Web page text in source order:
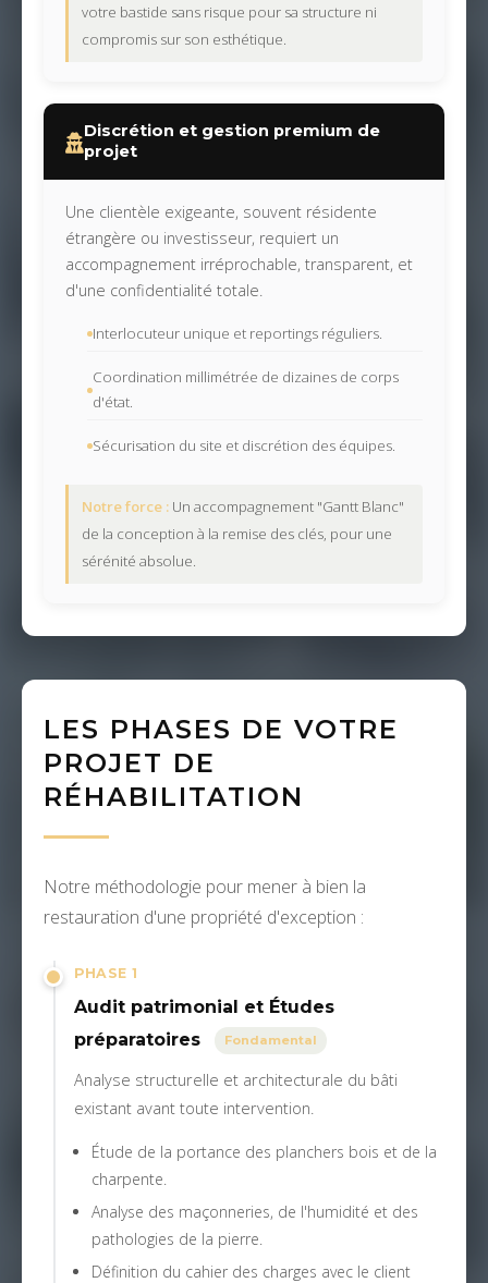
votre bastide sans risque pour sa structure ni
compromis sur son esthétique.
Discrétion et gestion premium de
projet
Une clientèle exigeante, souvent résidente
étrangère ou investisseur, requiert un
accompagnement irréprochable, transparent, et
d'une confidentialité totale.
Interlocuteur unique et reportings réguliers.
Coordination millimétrée de dizaines de corps
d'état.
Sécurisation du site et discrétion des équipes.
Notre force : Un accompagnement "Gantt Blanc"
de la conception à la remise des clés, pour une
sérénité absolue.
LES PHASES DE VOTRE
PROJET DE
RÉHABILITATION
Notre méthodologie pour mener à bien la
restauration d'une propriété d'exception :
PHASE 1
Audit patrimonial et Études
préparatoires
Fondamental
Analyse structurelle et architecturale du bâti
existant avant toute intervention.
Étude de la portance des planchers bois et de la
charpente.
Analyse des maçonneries, de l'humidité et des
pathologies de la pierre.
Définition du cahier des charges avec le client